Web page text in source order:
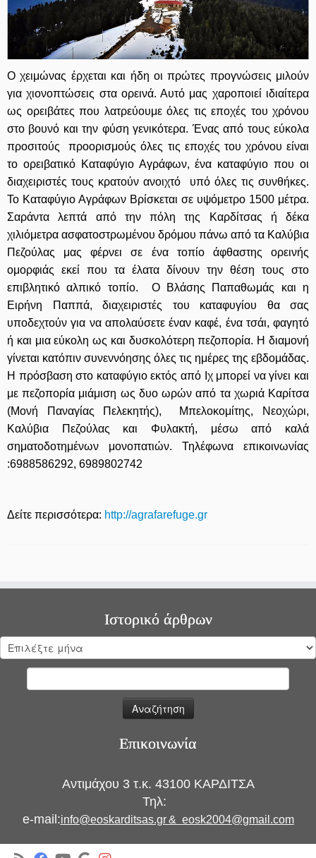
Ο χειμώνας έρχεται και ήδη οι πρώτες προγνώσεις μιλούν
για χιονοπτώσεις στα ορεινά. Αυτό μας χαροποιεί ιδιαίτερα
ως ορειβάτες που λατρεύουμε όλες τις εποχές του χρόνου
στο βουνό και την φύση γενικότερα. Ένας από τους εύκολα
προσιτούς προορισμούς όλες τις εποχές του χρόνου είναι
το ορειβατικό Καταφύγιο Αγράφων, ένα καταφύγιο που οι
διαχειριστές τους κρατούν ανοιχτό υπό όλες τις συνθήκες.
Το Καταφύγιο Αγράφων Βρίσκεται σε υψόμετρο 1500 μέτρα.
Σαράντα λεπτά από την πόλη της Καρδίτσας ή δέκα
χιλιόμετρα ασφατοστρωμένου δρόμου πάνω από τα Καλύβια
Πεζούλας μας φέρνει σε ένα τοπίο άφθαστης ορεινής
ομορφιάς εκεί που τα έλατα δίνουν την θέση τους στο
επιβλητικό αλπικό τοπίο. Ο Βλάσης Παπαθωμάς και η
Ειρήνη Παππά, διαχειριστές του καταφυγίου θα σας
υποδεχτούν για να απολαύσετε έναν καφέ, ένα τσάι, φαγητό
ή και μια εύκολη ως και δυσκολότερη πεζοπορία. Η διαμονή
γίνεται κατόπιν συνεννόησης όλες τις ημέρες της εβδομάδας.
Η πρόσβαση στο καταφύγιο εκτός από Ιχ μπορεί να γίνει και
με πεζοπορία μιάμιση ως δυο ωρών από τα χωριά Καρίτσα
(Μονή Παναγίας Πελεκητής), Μπελοκομίτης, Νεοχώρι,
Καλύβια Πεζούλας και Φυλακτή, μέσω από καλά
σηματοδοτημένων μονοπατιών. Τηλέφωνα επικοινωνίας
:6988586292, 6989802742
Δείτε περισσότερα: http://agrafarefuge.gr
Ιστορικό άρθρων
Ιστορικό
άρθρων
Επικοινωνία
Αντιμάχου 3 τ.κ. 43100 ΚΑΡΔΙΤΣΑ
Τηλ:
e-mail:info@eoskarditsas.gr & eosk2004@gmail.com